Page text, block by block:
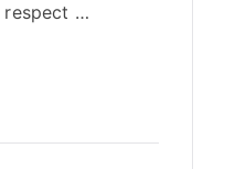
respect …